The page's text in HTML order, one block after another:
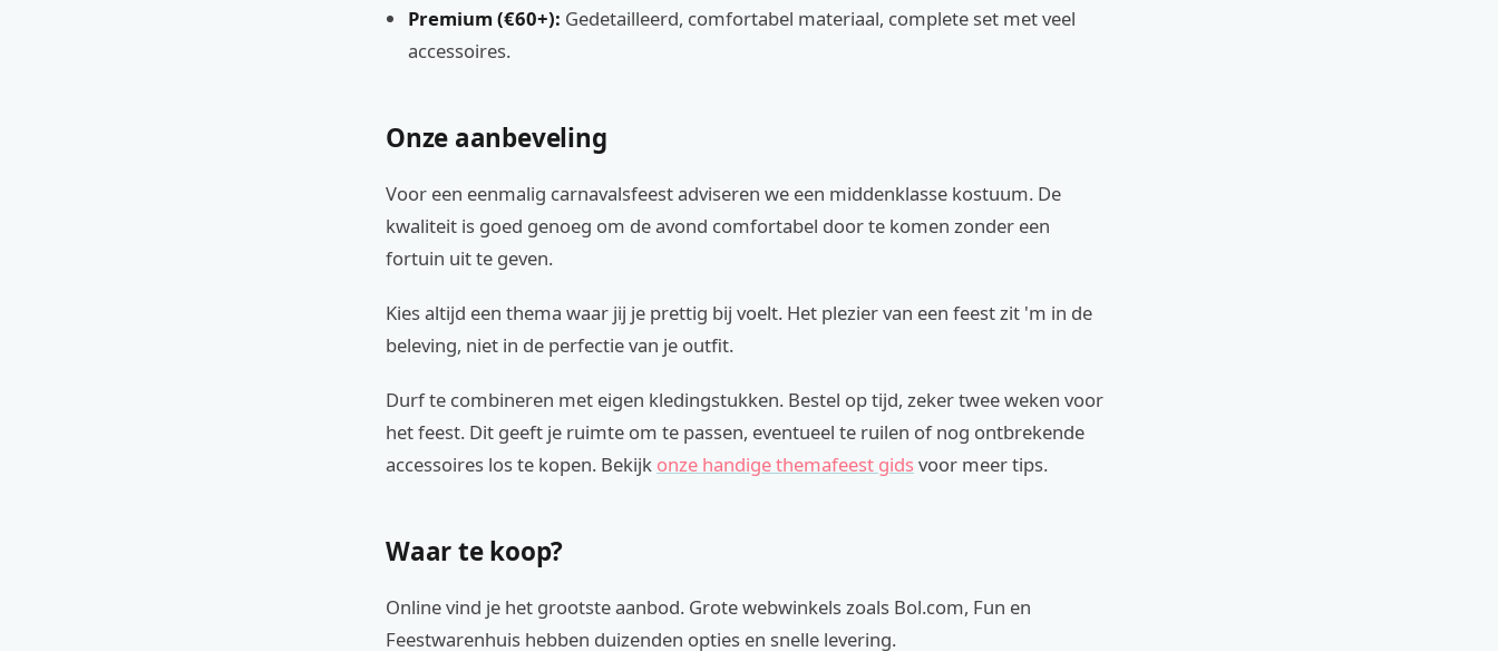
Premium (€60+): Gedetailleerd, comfortabel materiaal, complete set met veel
accessoires.
Onze aanbeveling
Voor een eenmalig carnavalsfeest adviseren we een middenklasse kostuum. De
kwaliteit is goed genoeg om de avond comfortabel door te komen zonder een
fortuin uit te geven.
Kies altijd een thema waar jij je prettig bij voelt. Het plezier van een feest zit 'm in de
beleving, niet in de perfectie van je outfit.
Durf te combineren met eigen kledingstukken. Bestel op tijd, zeker twee weken voor
het feest. Dit geeft je ruimte om te passen, eventueel te ruilen of nog ontbrekende
accessoires los te kopen. Bekijk onze handige themafeest gids voor meer tips.
Waar te koop?
Online vind je het grootste aanbod. Grote webwinkels zoals Bol.com, Fun en
Feestwarenhuis hebben duizenden opties en snelle levering.